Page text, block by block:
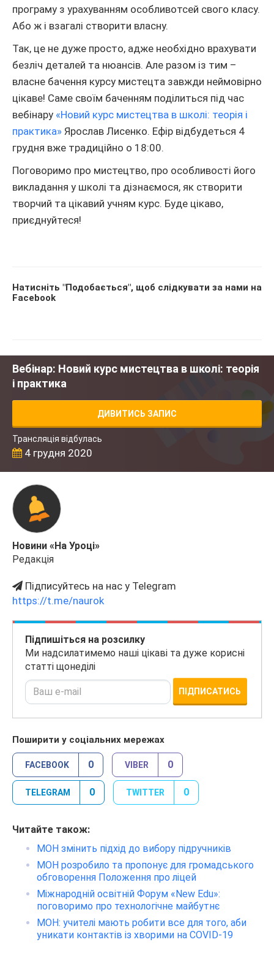
програму з урахуванням особливотсей свого класу.
Або ж і взагалі створити власну.
Так, це не дуже просто, адже необхідно врахувати
безліч деталей та нюансів. Але разом із тим –
власне бачення курсу мистецта завжди неймовірно
цікаве! Саме своїм баченням поділиться під час
вебінару «Новий курс мистецтва в школі: теорія і
практика» Ярослав Лисенко. Ефір відбудеться 4
грудня вже традиційно о 18:00.
Поговоримо про мистецтво, про особливості його
викладання у школі та дізнаємося, як створити
творчий та цікавий учням курс. Буде цікаво,
приєднуйтеся!
Натисніть "Подобається", щоб слідкувати за нами на
Facebook
Вебінар: Новий курс мистецтва в школі: теорія
і практика
ДИВИТИСЬ ЗАПИС
Трансляція відбулась
4 грудня 2020
Новини «На Уроці»
Редакція
Підписуйтесь на нас у Telegram
https://t.me/naurok
Підпишіться на розсилку
Ми надсилатимемо наші цікаві та дуже корисні
статті щонеділі
ПІДПИСАТИСЬ
Поширити у соціальних мережах
FACEBOOK 0 VIBER 0
TELEGRAM 0 TWITTER 0
Читайте також:
МОН змінить підхід до вибору підручників
МОН розробило та пропонує для громадського
обговорення Положення про ліцей
Міжнародній освітній Форум «New Edu»:
поговоримо про технологічне майбутнє
МОН: учителі мають робити все для того, аби
уникати контактів із хворими на COVID-19